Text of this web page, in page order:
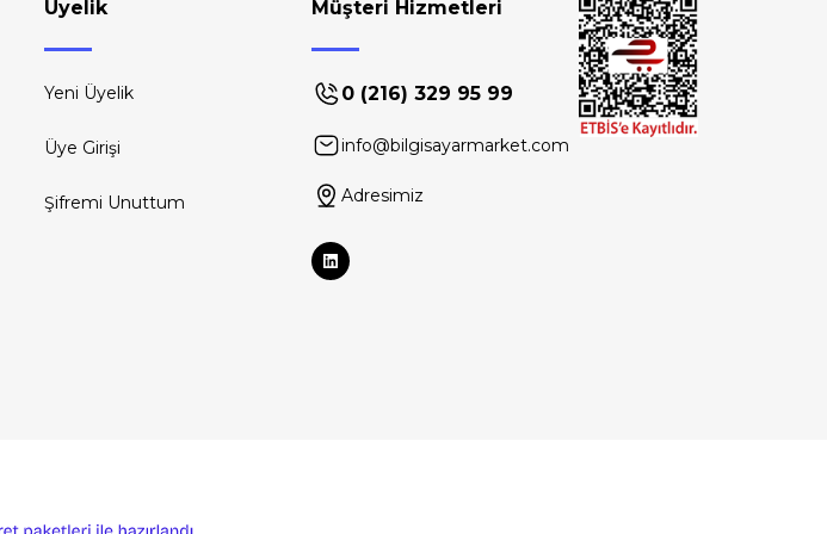
Üyelik
Yeni Üyelik
Üye Girişi
Şifremi Unuttum
Müşteri Hizmetleri
0 (216) 329 95 99
info@bilgisayarmarket.com
Adresimiz